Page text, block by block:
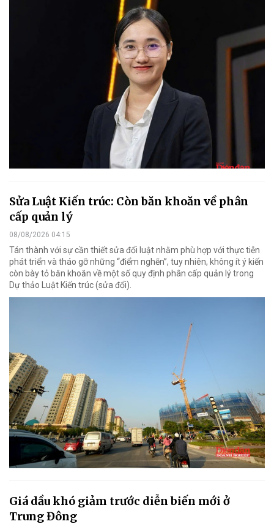
Sửa Luật Kiến trúc: Còn băn khoăn về phân
cấp quản lý
08/08/2026 04:15
Tán thành với sự cần thiết sửa đổi luật nhằm phù hợp với thực tiễn
phát triển và tháo gỡ những “điểm nghẽn”, tuy nhiên, không ít ý kiến
còn bày tỏ băn khoăn về một số quy định phân cấp quản lý trong
Dự thảo Luật Kiến trúc (sửa đổi).
Giá dầu khó giảm trước diễn biến mới ở
Trung Đông